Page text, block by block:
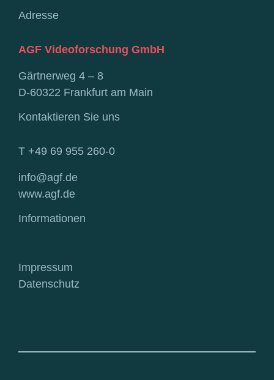
Adresse
AGF Videoforschung GmbH
Gärtnerweg 4 – 8
D-60322 Frankfurt am Main
Kontaktieren Sie uns
T +49 69 955 260-0
info@agf.de
www.agf.de
Informationen
Impressum
Datenschutz